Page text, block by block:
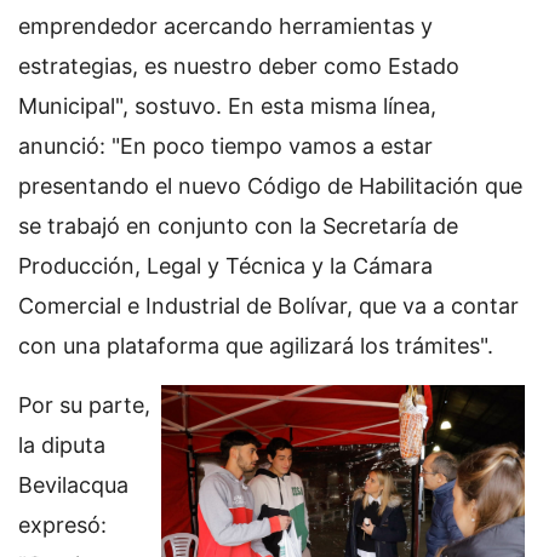
emprendedor acercando herramientas y
estrategias, es nuestro deber como Estado
Municipal", sostuvo. En esta misma línea,
anunció: "En poco tiempo vamos a estar
presentando el nuevo Código de Habilitación que
se trabajó en conjunto con la Secretaría de
Producción, Legal y Técnica y la Cámara
Comercial e Industrial de Bolívar, que va a contar
con una plataforma que agilizará los trámites".
Por su parte,
la diputa
Bevilacqua
expresó: